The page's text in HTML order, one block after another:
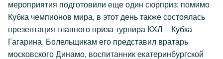
мероприятия подготовили еще один сюрприз: помимо
Кубка чемпионов мира, в этот день также состоялась
презентация главного приза турнира КХЛ – Кубка
Гагарина. Болельщикам его представил вратарь
московского Динамо, воспитанник екатеринбургской